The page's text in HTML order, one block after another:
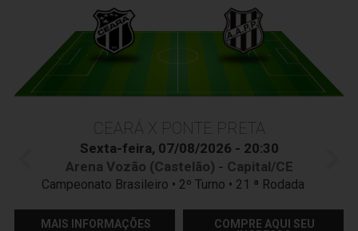
CEARÁ X PONTE PRETA
Sexta-feira, 07/08/2026 - 20:30
Arena Vozão (Castelão) - Capital/CE
Campeonato Brasileiro • 2º Turno • 21 ª Rodada
MAIS INFORMAÇÕES
COMPRE AQUI SEU